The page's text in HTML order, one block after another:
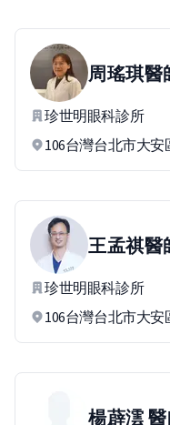
周瑤琪醫
珍世明眼科診所
106台灣台北市大
王孟祺醫
珍世明眼科診所
106台灣台北市大
楊薜澐